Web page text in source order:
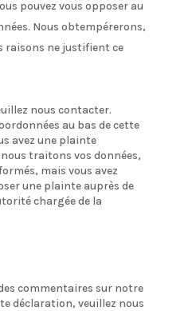
pouvez vous opposer au
Nous obtempérerons,
raisons ne justifient ce
nous contacter.
au bas de cette
avez une plainte
traitons vos données,
mais vous avez
une plainte auprès de
chargée de la
commentaires sur notre
déclaration, veuillez nous